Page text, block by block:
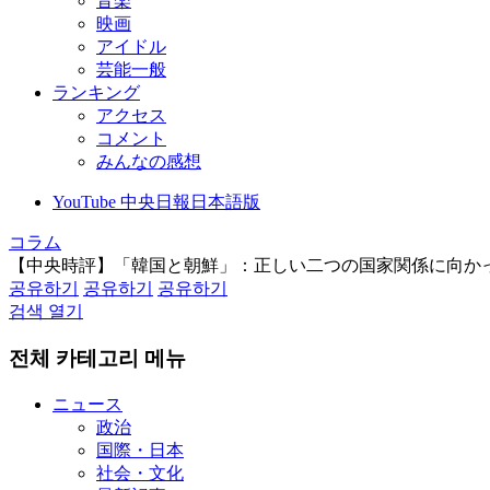
映画
アイドル
芸能一般
ランキング
アクセス
コメント
みんなの感想
YouTube 中央日報日本語版
コラム
【中央時評】「韓国と朝鮮」：正しい二つの国家関係に向か
공유하기
공유하기
공유하기
검색 열기
전체 카테고리 메뉴
ニュース
政治
国際・日本
社会・文化